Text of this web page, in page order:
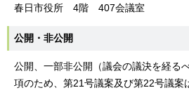
春日市役所 4階 407会議室
公開・非公開
公開、一部非公開（議会の議決を経る
項のため、第21号議案及び第22号議案